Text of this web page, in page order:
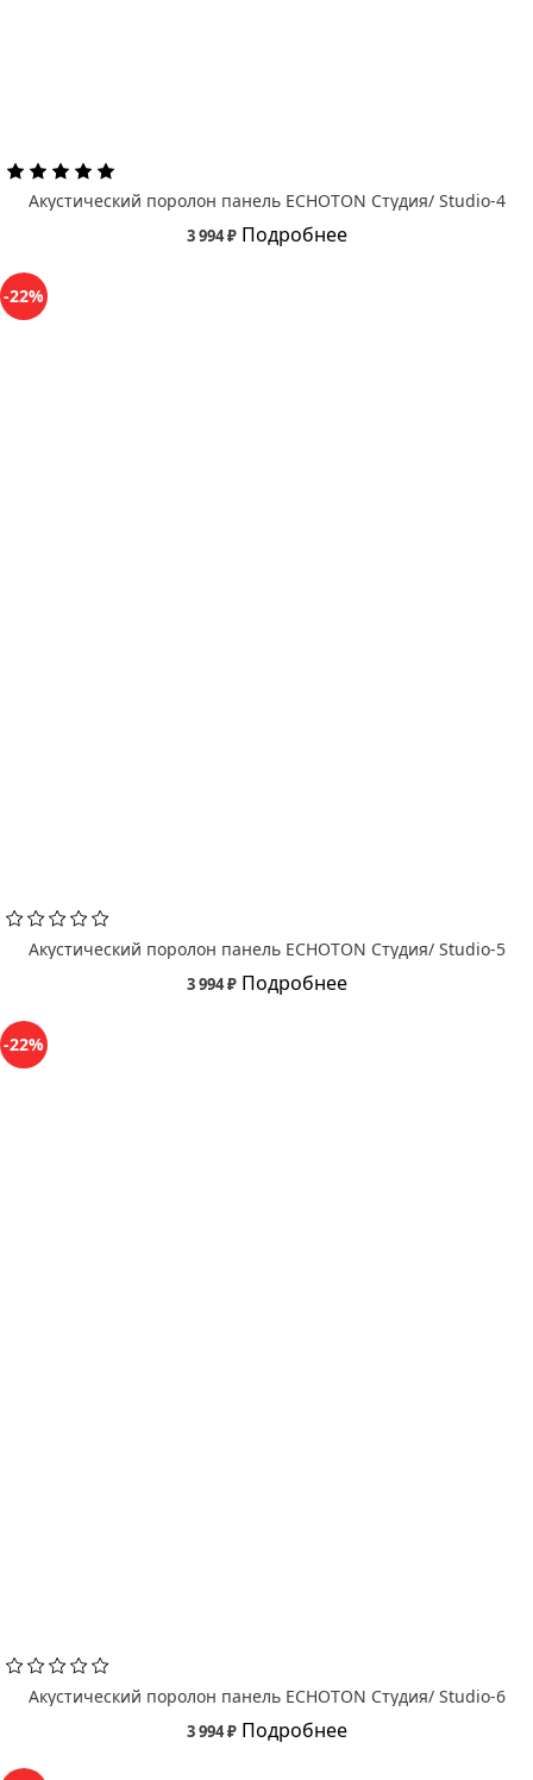
Акустический поролон панель ECHOTON Студия/ Studio-4
3 994 ₽ Подробнее
-22%
Акустический поролон панель ECHOTON Студия/ Studio-5
3 994 ₽ Подробнее
-22%
Акустический поролон панель ECHOTON Студия/ Studio-6
3 994 ₽ Подробнее